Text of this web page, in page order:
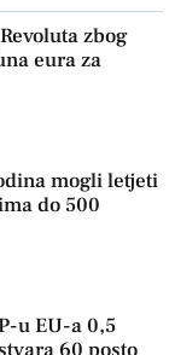
zbog
eura za
mogli letjeti
do 500
u EU-a 0,5